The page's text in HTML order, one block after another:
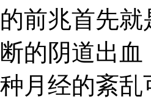
的前兆首先
断的阴道出
种月经的紊